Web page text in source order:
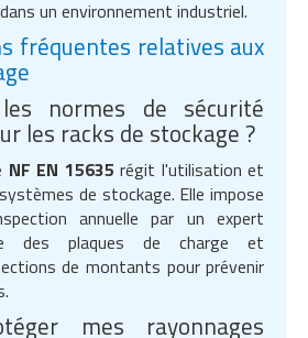
un environnement industriel.
fréquentes relatives aux
normes de sécurité
les racks de stockage ?
NF EN 15635 régit l'utilisation et
de stockage. Elle impose
annuelle par un expert
des plaques de charge et
de montants pour prévenir
mes rayonnages